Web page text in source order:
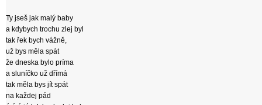
Ty jseš jak malý baby
a kdybych trochu zlej byl
tak řek bych vážně,
už bys měla spát
že dneska bylo príma
a sluníčko už dřímá
tak měla bys jít spát
na každej pád